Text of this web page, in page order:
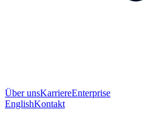
Über unsKarriereEnterprise
EnglishKontakt